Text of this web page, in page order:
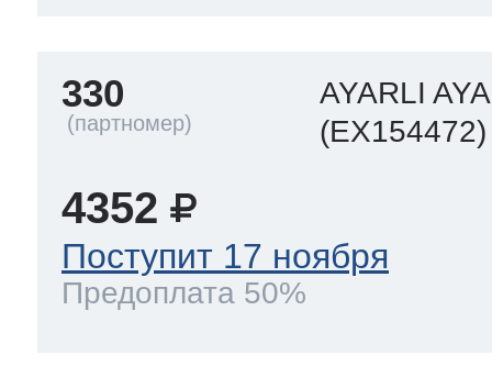
330
AYARLI
(EX154472)
4352
Поступит 17 ноября
Предоплата 50%